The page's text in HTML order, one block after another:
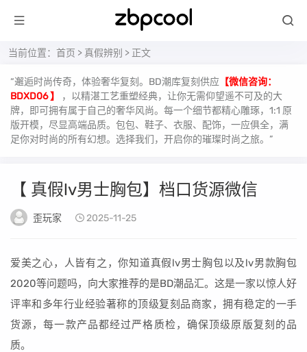
当前位置： 首页 > 真假辨别 > 正文
“邂逅时尚传奇，体验奢华复刻。BD潮库复刻供应 【微信咨询：
BDXD06 】
，以精湛工艺重塑经典，让你无需仰望遥不可及的大
牌，即可拥有属于自己的奢华风尚。每一个细节都精心雕琢，1:1 原
版开模，尽显高端品质。包包、鞋子、衣服、配饰，一应俱全，满
足你对时尚的所有幻想。选择我们，开启你的璀璨时尚之旅。”
【 真假lv男士胸包】档口货源微信
歪玩家 2025-11-25
爱美之心，人皆有之，你知道真假lv男士胸包以及lv男款胸包
2020等问题吗，向大家推荐的是BD潮品汇。这是一家以惊人好
评率和多年行业经验著称的顶级复刻品商家，拥有稳定的一手
货源，每一款产品都经过严格质检，确保顶级原版复刻的品
质。